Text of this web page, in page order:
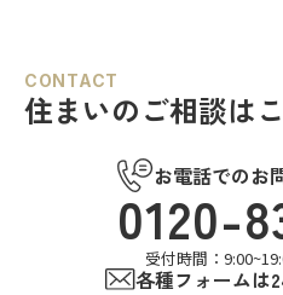
CONTACT
住まいのご相談は
お電話でのお
0120-
受付時間：
各種フォームは